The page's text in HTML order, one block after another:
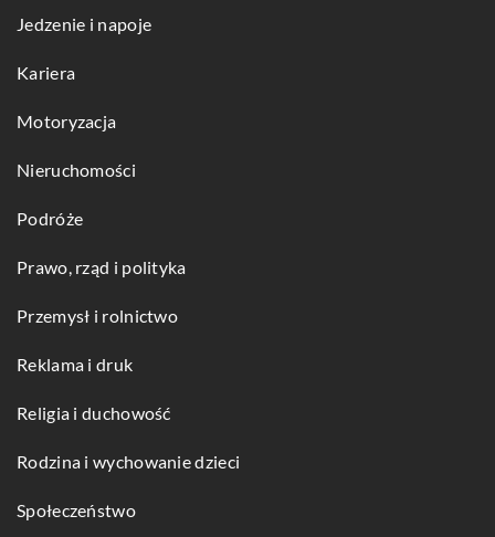
Jedzenie i napoje
Kariera
Motoryzacja
Nieruchomości
Podróże
Prawo, rząd i polityka
Przemysł i rolnictwo
Reklama i druk
Religia i duchowość
Rodzina i wychowanie dzieci
Społeczeństwo